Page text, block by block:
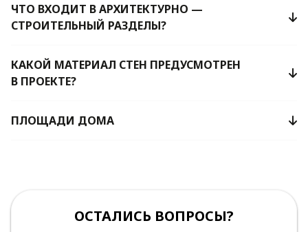
ЧТО ВХОДИТ В АРХИТЕКТУРНО —
СТРОИТЕЛЬНЫЙ РАЗДЕЛЫ?
КАКОЙ МАТЕРИАЛ СТЕН ПРЕДУСМОТРЕН
В ПРОЕКТЕ?
ПЛОЩАДИ ДОМА
ОСТАЛИСЬ ВОПРОСЫ?